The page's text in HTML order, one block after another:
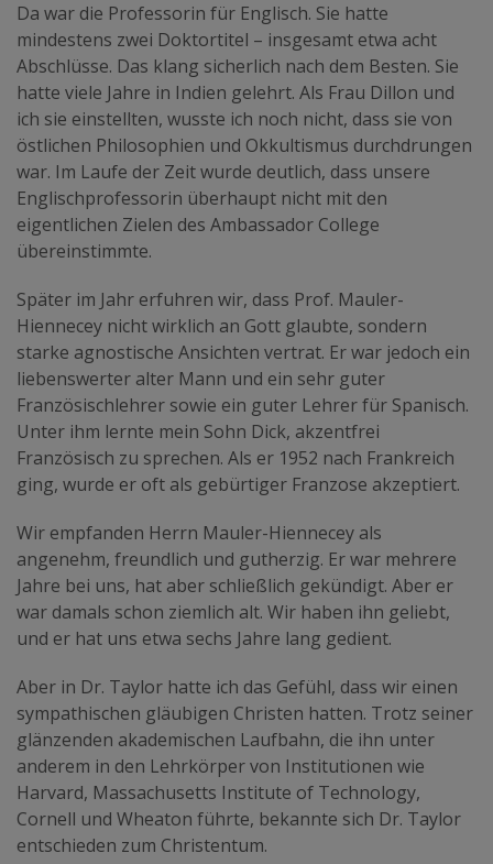
Da war die Professorin für Englisch. Sie hatte
mindestens zwei Doktortitel – insgesamt etwa acht
Abschlüsse. Das klang sicherlich nach dem Besten. Sie
hatte viele Jahre in Indien gelehrt. Als Frau Dillon und
ich sie einstellten, wusste ich noch nicht, dass sie von
östlichen Philosophien und Okkultismus durchdrungen
war. Im Laufe der Zeit wurde deutlich, dass unsere
Englischprofessorin überhaupt nicht mit den
eigentlichen Zielen des Ambassador College
übereinstimmte.
Später im Jahr erfuhren wir, dass Prof. Mauler-
Hiennecey nicht wirklich an Gott glaubte, sondern
starke agnostische Ansichten vertrat. Er war jedoch ein
liebenswerter alter Mann und ein sehr guter
Französischlehrer sowie ein guter Lehrer für Spanisch.
Unter ihm lernte mein Sohn Dick, akzentfrei
Französisch zu sprechen. Als er 1952 nach Frankreich
ging, wurde er oft als gebürtiger Franzose akzeptiert.
Wir empfanden Herrn Mauler-Hiennecey als
angenehm, freundlich und gutherzig. Er war mehrere
Jahre bei uns, hat aber schließlich gekündigt. Aber er
war damals schon ziemlich alt. Wir haben ihn geliebt,
und er hat uns etwa sechs Jahre lang gedient.
Aber in Dr. Taylor hatte ich das Gefühl, dass wir einen
sympathischen gläubigen Christen hatten. Trotz seiner
glänzenden akademischen Laufbahn, die ihn unter
anderem in den Lehrkörper von Institutionen wie
Harvard, Massachusetts Institute of Technology,
Cornell und Wheaton führte, bekannte sich Dr. Taylor
entschieden zum Christentum.